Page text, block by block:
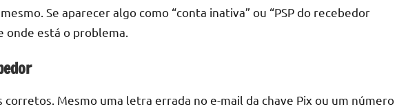
Se aparecer algo como “conta inativa” ou “PSP do recebedor
onde está o problema.
corretos. Mesmo uma letra errada no e-mail da chave Pix ou um número